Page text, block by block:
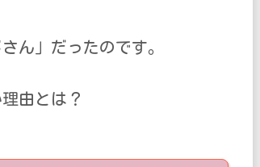
ん」だったのです。
由とは？